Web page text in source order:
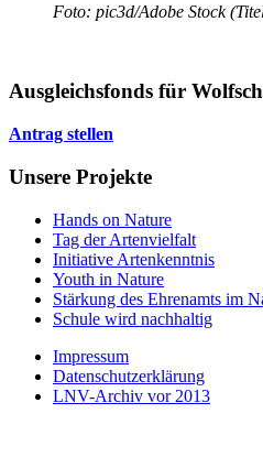
Foto: pic3d/Adobe Stock
Ausgleichsfonds für
Antrag stellen
Unsere Projekte
Hands on Nature
Tag der Artenvielfalt
Initiative Artenkenntnis
Youth in Nature
Stärkung des Ehrenamts im
Schule wird nachhaltig
Impressum
Datenschutzerklärung
LNV-Archiv vor 2013